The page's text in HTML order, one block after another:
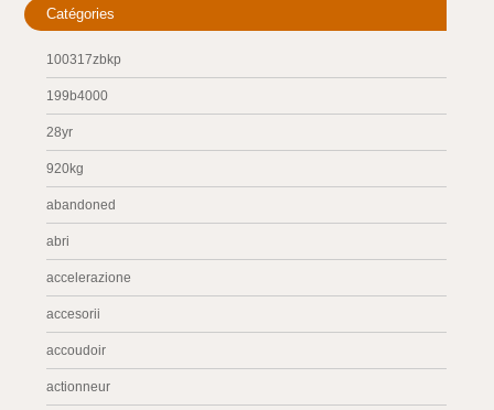
Catégories
100317zbkp
199b4000
28yr
920kg
abandoned
abri
accelerazione
accesorii
accoudoir
actionneur